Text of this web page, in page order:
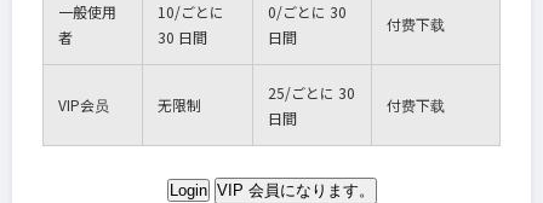
一般使用
者
10/ごとに
30 日間
0/ごとに 30
日間
付费下载
VIP会员 无限制
25/ごとに 30
日間
付费下载
Login VIP 会員になります。